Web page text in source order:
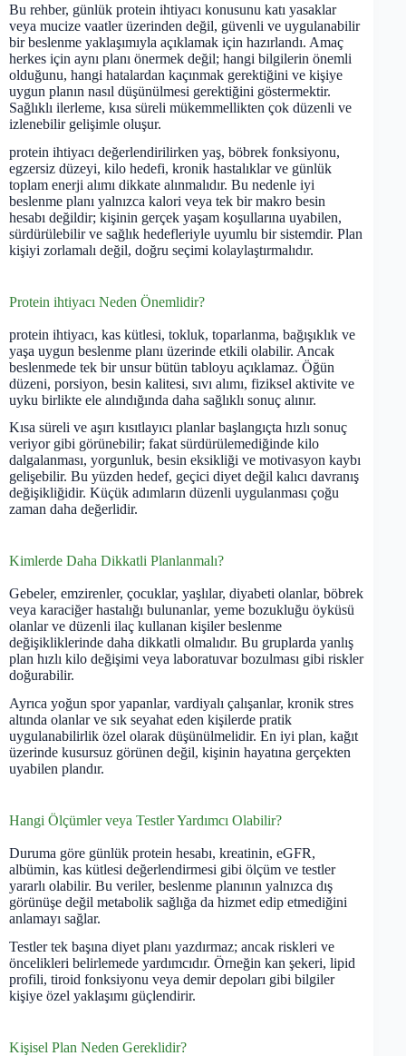
Bu rehber, günlük protein ihtiyacı konusunu katı yasaklar
veya mucize vaatler üzerinden değil, güvenli ve uygulanabilir
bir beslenme yaklaşımıyla açıklamak için hazırlandı. Amaç
herkes için aynı planı önermek değil; hangi bilgilerin önemli
olduğunu, hangi hatalardan kaçınmak gerektiğini ve kişiye
uygun planın nasıl düşünülmesi gerektiğini göstermektir.
Sağlıklı ilerleme, kısa süreli mükemmellikten çok düzenli ve
izlenebilir gelişimle oluşur.
protein ihtiyacı değerlendirilirken yaş, böbrek fonksiyonu,
egzersiz düzeyi, kilo hedefi, kronik hastalıklar ve günlük
toplam enerji alımı dikkate alınmalıdır. Bu nedenle iyi
beslenme planı yalnızca kalori veya tek bir makro besin
hesabı değildir; kişinin gerçek yaşam koşullarına uyabilen,
sürdürülebilir ve sağlık hedefleriyle uyumlu bir sistemdir. Plan
kişiyi zorlamalı değil, doğru seçimi kolaylaştırmalıdır.
Protein ihtiyacı Neden Önemlidir?
protein ihtiyacı, kas kütlesi, tokluk, toparlanma, bağışıklık ve
yaşa uygun beslenme planı üzerinde etkili olabilir. Ancak
beslenmede tek bir unsur bütün tabloyu açıklamaz. Öğün
düzeni, porsiyon, besin kalitesi, sıvı alımı, fiziksel aktivite ve
uyku birlikte ele alındığında daha sağlıklı sonuç alınır.
Kısa süreli ve aşırı kısıtlayıcı planlar başlangıçta hızlı sonuç
veriyor gibi görünebilir; fakat sürdürülemediğinde kilo
dalgalanması, yorgunluk, besin eksikliği ve motivasyon kaybı
gelişebilir. Bu yüzden hedef, geçici diyet değil kalıcı davranış
değişikliğidir. Küçük adımların düzenli uygulanması çoğu
zaman daha değerlidir.
Kimlerde Daha Dikkatli Planlanmalı?
Gebeler, emzirenler, çocuklar, yaşlılar, diyabeti olanlar, böbrek
veya karaciğer hastalığı bulunanlar, yeme bozukluğu öyküsü
olanlar ve düzenli ilaç kullanan kişiler beslenme
değişikliklerinde daha dikkatli olmalıdır. Bu gruplarda yanlış
plan hızlı kilo değişimi veya laboratuvar bozulması gibi riskler
doğurabilir.
Ayrıca yoğun spor yapanlar, vardiyalı çalışanlar, kronik stres
altında olanlar ve sık seyahat eden kişilerde pratik
uygulanabilirlik özel olarak düşünülmelidir. En iyi plan, kağıt
üzerinde kusursuz görünen değil, kişinin hayatına gerçekten
uyabilen plandır.
Hangi Ölçümler veya Testler Yardımcı Olabilir?
Duruma göre günlük protein hesabı, kreatinin, eGFR,
albümin, kas kütlesi değerlendirmesi gibi ölçüm ve testler
yararlı olabilir. Bu veriler, beslenme planının yalnızca dış
görünüşe değil metabolik sağlığa da hizmet edip etmediğini
anlamayı sağlar.
Testler tek başına diyet planı yazdırmaz; ancak riskleri ve
öncelikleri belirlemede yardımcıdır. Örneğin kan şekeri, lipid
profili, tiroid fonksiyonu veya demir depoları gibi bilgiler
kişiye özel yaklaşımı güçlendirir.
Kişisel Plan Neden Gereklidir?